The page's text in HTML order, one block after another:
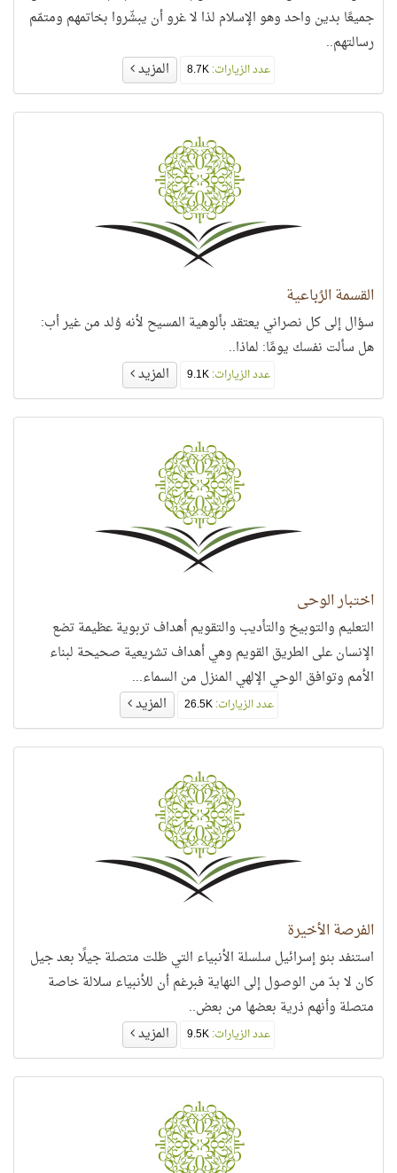
جميعًا بدين واحد وهو الإسلام لذا لا غرو أن يبشّروا بخاتمهم ومتمّم
رسالتهم..
عدد الزيارات: المزيد
القسمة الرُباعية
سؤال إلى كل نصراني يعتقد بألوهية المسيح لأنه وُلد من غير أب:
هل سألت نفسك يومًا: لماذا..
عدد الزيارات: المزيد
اختبار الوحي
التعليم والتوبيخ والتأديب والتقويم أهداف تربوية عظيمة تضع
الإنسان على الطريق القويم وهي أهداف تشريعية صحيحة لبناء
الأمم وتوافق الوحي الإلهي المنزل من السماء...
عدد الزيارات:26.5K المزيد
الفرصة الأخيرة
استنفد بنو إسرائيل سلسلة الأنبياء التي ظلت متصلة جيلًا بعد جيل
كان لا بدّ من الوصول إلى النهاية فبرغم أن للأنبياء سلالة خاصة
متصلة وأنهم ذرية بعضها من بعض..
عدد الزيارات: المزيد